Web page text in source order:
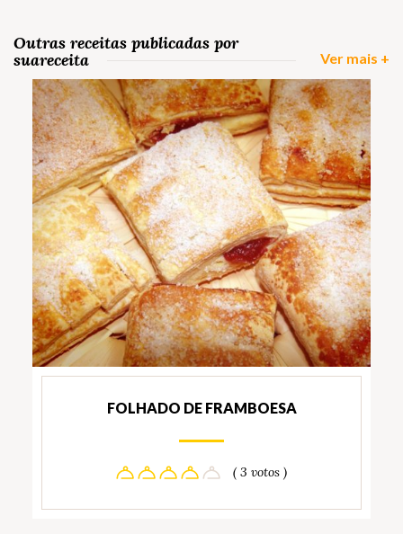
Outras receitas publicadas por
suareceita
Ver mais +
FOLHADO DE FRAMBOESA
( 3 votos )